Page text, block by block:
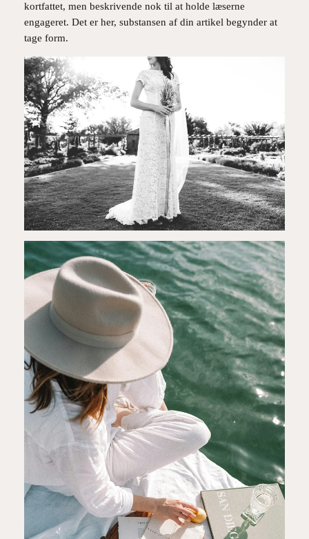
kortfattet, men beskrivende nok til at holde læserne
engageret. Det er her, substansen af din artikel begynder at
tage form.